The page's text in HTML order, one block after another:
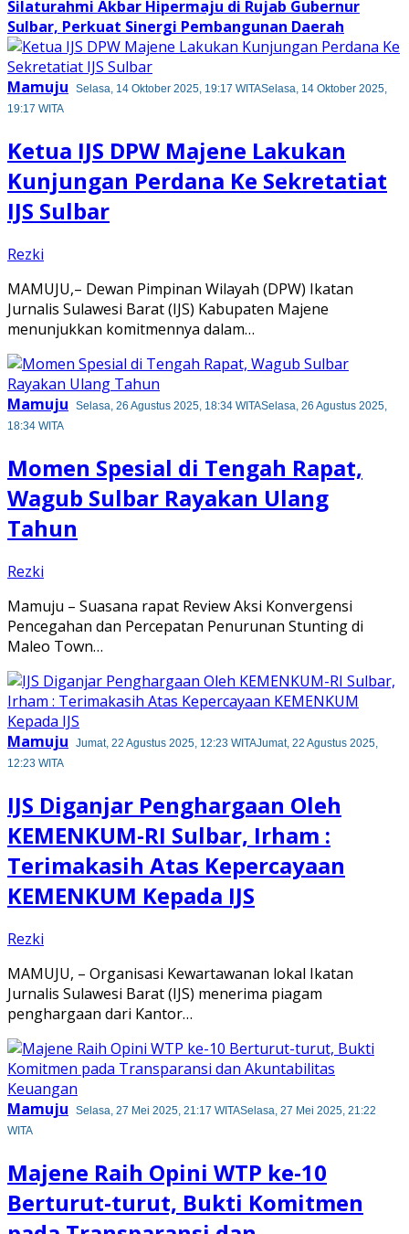
Silaturahmi Akbar Hipermaju di Rujab Gubernur
Sulbar, Perkuat Sinergi Pembangunan Daerah
Mamuju Selasa, 14 Oktober 2025, 19:17 WITASelasa, 14 Oktober 2025,
19:17 WITA
Ketua IJS DPW Majene Lakukan
Kunjungan Perdana Ke Sekretatiat
IJS Sulbar
Rezki
​MAMUJU,– Dewan Pimpinan Wilayah (DPW) Ikatan
Jurnalis Sulawesi Barat (IJS) Kabupaten Majene
menunjukkan komitmennya dalam…
Mamuju Selasa, 26 Agustus 2025, 18:34 WITASelasa, 26 Agustus 2025,
18:34 WITA
Momen Spesial di Tengah Rapat,
Wagub Sulbar Rayakan Ulang
Tahun
Rezki
Mamuju – Suasana rapat Review Aksi Konvergensi
Pencegahan dan Percepatan Penurunan Stunting di
Maleo Town…
Mamuju Jumat, 22 Agustus 2025, 12:23 WITAJumat, 22 Agustus 2025,
12:23 WITA
IJS Diganjar Penghargaan Oleh
KEMENKUM-RI Sulbar, Irham :
Terimakasih Atas Kepercayaan
KEMENKUM Kepada IJS
Rezki
MAMUJU, – Organisasi Kewartawanan lokal Ikatan
Jurnalis Sulawesi Barat (IJS) menerima piagam
penghargaan dari Kantor…
Mamuju Selasa, 27 Mei 2025, 21:17 WITASelasa, 27 Mei 2025, 21:22
WITA
Majene Raih Opini WTP ke-10
Berturut-turut, Bukti Komitmen